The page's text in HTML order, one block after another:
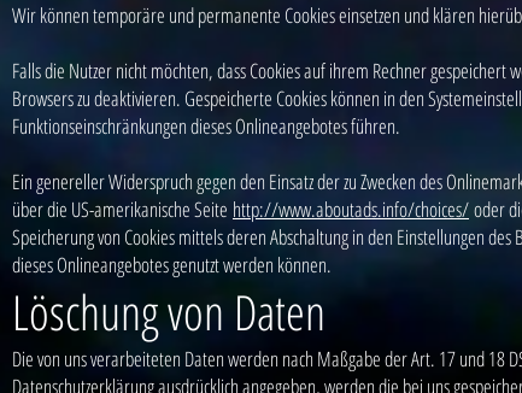
Wir können temporäre und permanente Cookies einsetzen und klären
Falls die Nutzer nicht möchten, dass Cookies auf ihrem Rechner
Browsers zu deaktivieren. Gespeicherte Cookies können in den
Funktionseinschränkungen dieses Onlineangebotes führen.
Ein genereller Widerspruch gegen den Einsatz der zu Zwecken des
über die US-amerikanische Seite http://www.aboutads.info/choices/oder
Speicherung von Cookies mittels deren Abschaltung in den Einstellungen
dieses Onlineangebotes genutzt werden können.
Löschung von Daten
Die von uns verarbeiteten Daten werden nach Maßgabe der Art. 17 und 18
Datenschutzerklärung ausdrücklich angegeben, werden die bei uns